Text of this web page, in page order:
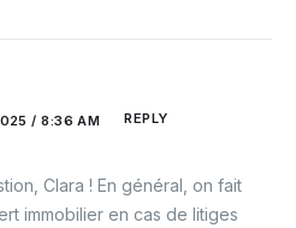
/ 8:36 AM REPLY
Clara ! En général, on fait
immobilier en cas de litiges